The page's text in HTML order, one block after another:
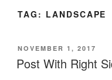
TAG: LANDSCAPE
POSTED
ON
NOVEMBER 1, 2017
Post With Right